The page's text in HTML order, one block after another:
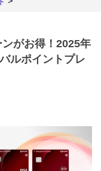
がお得！2025年
ルポイントプレ